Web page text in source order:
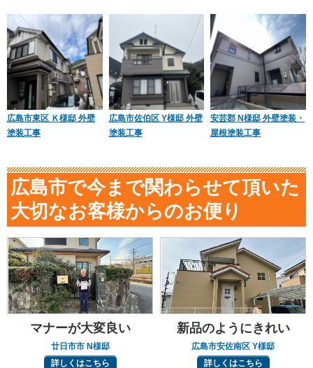
広島市東区 Ｋ様邸 外壁
塗装工事
広島市佐伯区 Y様邸 外壁
塗装工事
安芸郡 N様邸 外壁塗装・
屋根塗装工事
広島市で今まで関わらせて頂いた
大切なお客様からのお便り
マナーが大変良い
廿日市市 N様邸
詳しくはこちら
新品のようにきれい
広島市安佐南区 Y様邸
詳しくはこちら